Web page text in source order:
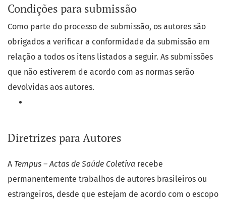
Condições para submissão
Como parte do processo de submissão, os autores são
obrigados a verificar a conformidade da submissão em
relação a todos os itens listados a seguir. As submissões
que não estiverem de acordo com as normas serão
devolvidas aos autores.
Diretrizes para Autores
A Tempus – Actas de Saúde Coletiva recebe
permanentemente trabalhos de autores brasileiros ou
estrangeiros, desde que estejam de acordo com o escopo